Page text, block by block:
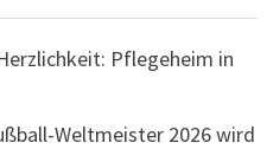
Pflegeheim in
Weltmeister 2026 wird